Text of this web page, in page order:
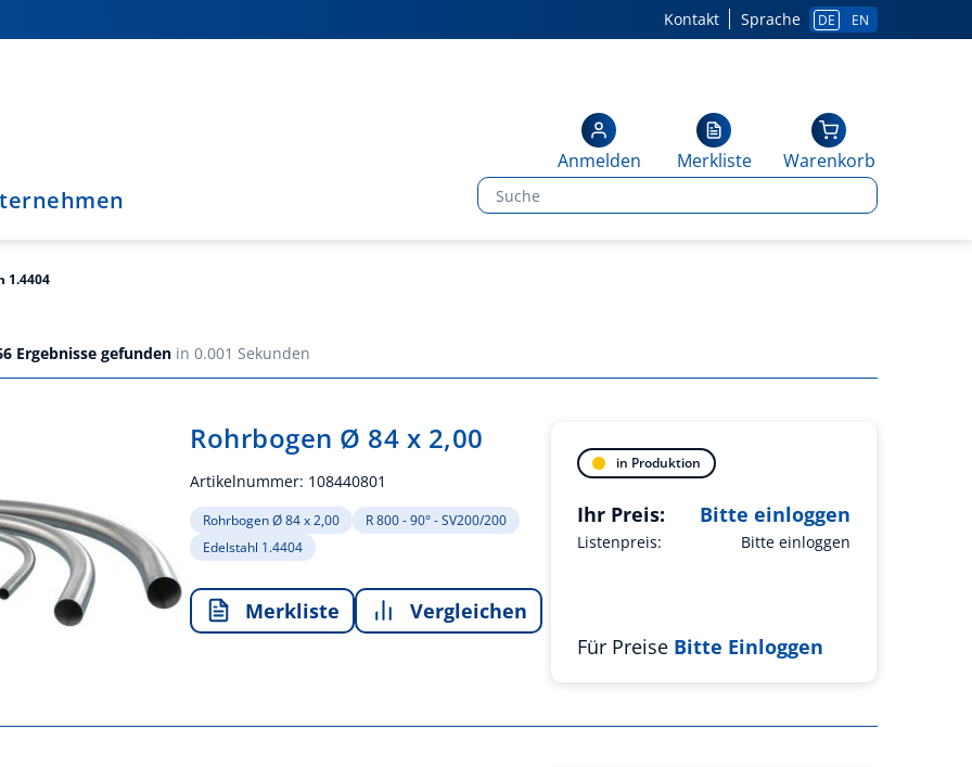
Sprache DE EN
Kontakt
Warenkorb
Merkliste
Anmelden
1.4404
Ergebnisse gefunden in 0.001 Sekunden
Rohrbogen Ø 84 x 2,00
Artikelnummer: 108440801
Rohrbogen Ø 84 x 2,00
R 800 - 90° - SV200/200
Edelstahl 1.4404
Merkliste Vergleichen
in Produktion
Listenpreis: Bitte einloggen
Ihr Preis: Bitte einloggen
Für Preise Bitte Einloggen